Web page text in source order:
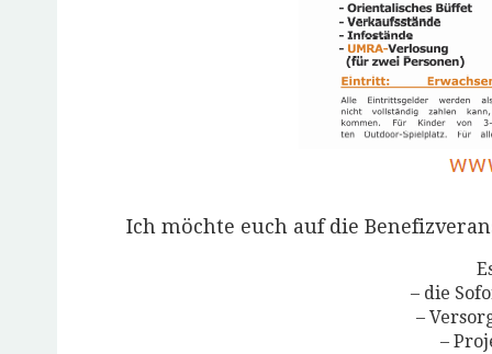
Ich möchte euch auf die
– die
–
–